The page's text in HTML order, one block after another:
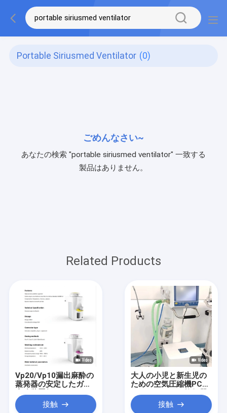
Portable Siriusmed Ventilator (0)
ごめんなさい~
あなたの検索 "portable siriusmed ventilator" 一致する
製品はありません。
Related Products
Vp20/Vp10漏出麻酔の
蒸発器の安定したガス
麻酔装置無し
接触
大人の小児と新生児の
ための空気圧縮機PCV-
VGモードのICU換気器
接触